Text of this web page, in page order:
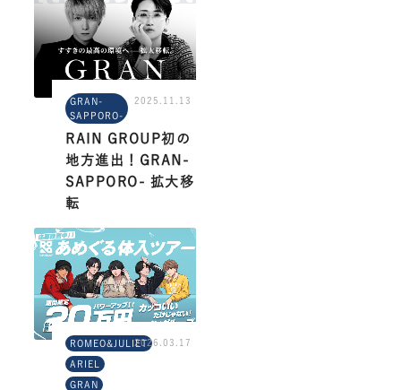
GRAN-
SAPPORO-
2025.11.13
RAIN GROUP初の
地方進出！GRAN-
SAPPORO- 拡大移
転
ROMEO&JULIET
ARIEL
GRAN
2026.03.17